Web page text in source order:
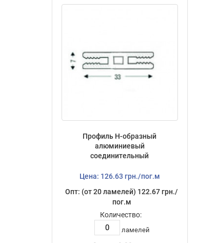
Профиль Н-образный
алюминиевый
соединительный
мм
Цена: 126.63 грн./пог.м
Опт: (от 20 ламелей) 122.67 грн./
пог.м
Количество:
ламелей